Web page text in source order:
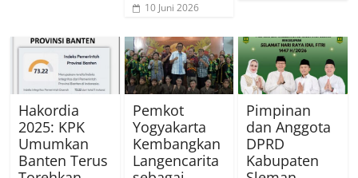
10 Juni 2026
Hakordia
2025: KPK
Umumkan
Banten Terus
Pemkot
Yogyakarta
Kembangkan
Langencarita
Pimpinan
dan Anggota
DPRD
Kabupaten